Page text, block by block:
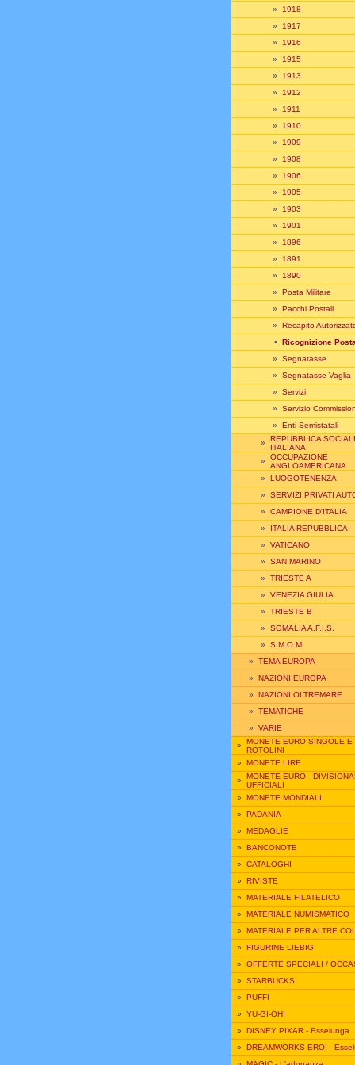
» 1918
» 1917
» 1916
» 1915
» 1913
» 1912
» 1911
» 1910
» 1909
» 1908
» 1906
» 1905
» 1903
» 1901
» 1896
» 1891
» 1890
» Posta Militare
» Pacchi Postali
» Recapito
• Ricognizione
» Segnatasse
» Segnatasse Vaglia
» Servizi
» Servizio
» Enti Semistatali
» REPUBBLICA
ITALIANA
» OCCUPAZIONE
ANGLOAMERICANA
» LUOGOTENENZA
» SERVIZI PRIVATI
» CAMPIONE D'ITALIA
» ITALIA REPUBBLICA
» VATICANO
» SAN MARINO
» TRIESTE A
» VENEZIA GIULIA
» TRIESTE B
» SOMALIA A.F.I.S.
» S.M.O.M.
» TEMA EUROPA
» NAZIONI EUROPA
» NAZIONI OLTREMARE
» TEMATICHE
» VARIE
» MONETE EURO SINGOLE E
ROTOLINI
» MONETE LIRE
» MONETE EURO -
UFFICIALI
» MONETE MONDIALI
» PADANIA
» MEDAGLIE
» BANCONOTE
» CATALOGHI
» RIVISTE
» MATERIALE FILATELICO
» MATERIALE NUMISMATICO
» MATERIALE PER ALTRE
» FIGURINE LIEBIG
» OFFERTE SPECIALI /
» STARBUCKS
» PUFFI
» YU-GI-OH!
» DISNEY PIXAR - Esselunga
» DREAMWORKS EROI -